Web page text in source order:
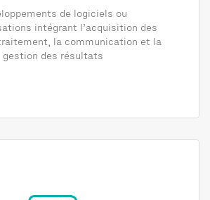
de logiciels ou
intégrant l’acquisition des
la communication et la
gestion des résultats